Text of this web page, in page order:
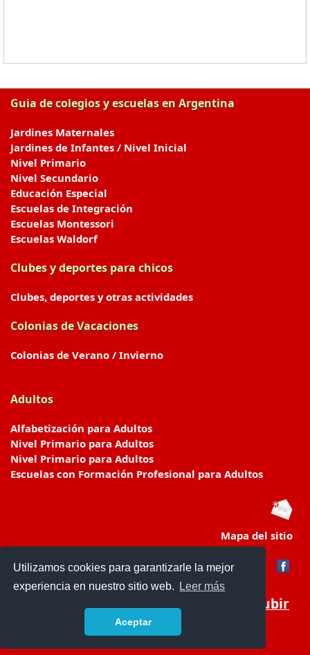
Utilizamos cookies para garantizarle la mejor
experiencia en nuestro sitio web.
Leer más
Aceptar
Guia de colegios y escuelas en Argentina
Jardines Maternales
Jardines de Infantes / Nivel Inicial
Nivel Primario
Nivel Secundario
Educación Especial
Escuelas de Integración
Escuelas Montessori
Escuelas Waldorf
Clubes y deportes para chicos
Clubes, deportes y otras actividades
Colonias de Vacaciones
Colonias de Verano / Invierno
Adultos
Alfabetización para Adultos
Nivel Primario para Adultos
Nivel Primario para Adultos
Escuelas con Formación Profesional para Adultos
Mapa del sitio
Subir